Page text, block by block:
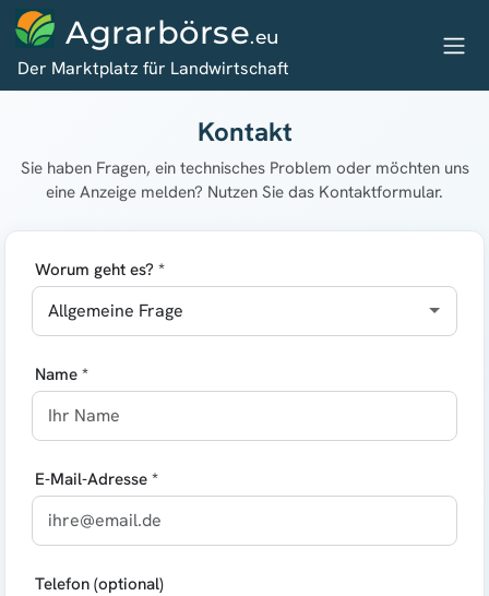
Agrarbörse.eu
Der Marktplatz für Landwirtschaft
Kontakt
Sie haben Fragen, ein technisches Problem oder möchten uns
eine Anzeige melden? Nutzen Sie das Kontaktformular.
Worum geht es? *
Name *
E-Mail-Adresse *
Telefon (optional)